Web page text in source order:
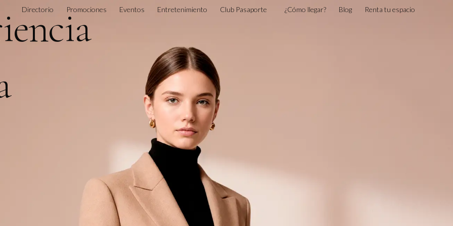
Directorio Promociones Eventos Entretenimiento Club Pasaporte ¿Cómo llegar? Blog Renta tu espacio